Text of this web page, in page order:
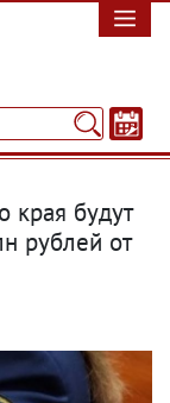
края будут
рублей от